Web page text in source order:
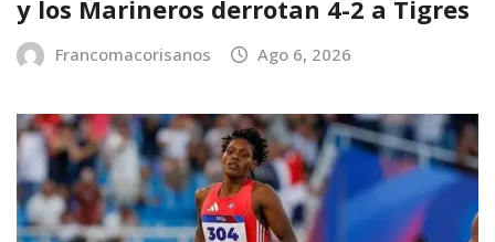
y los Marineros derrotan 4-2 a Tigres
Francomacorisanos Ago 6, 2026